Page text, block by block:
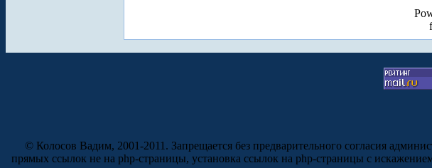
© Колосов Вадим, 2001-2011. Запрещается без предварительного согласия
прямых ссылок не на php-страницы, установка ссылок на php-страницы с